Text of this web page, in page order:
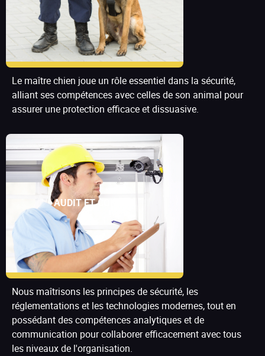
Le maître chien joue un rôle essentiel dans la sécurité,
alliant ses compétences avec celles de son animal pour
assurer une protection efficace et dissuasive.
AUDIT ET CONSEIL
Nous maîtrisons les principes de sécurité, les
réglementations et les technologies modernes, tout en
possédant des compétences analytiques et de
communication pour collaborer efficacement avec tous
les niveaux de l'organisation.